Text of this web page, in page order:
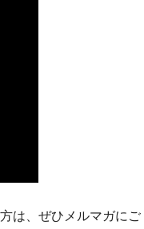
は、ぜひメルマガにご